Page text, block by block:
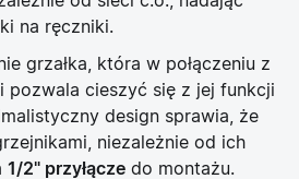
na ręczniki.
grzałka, która w połączeniu z
pozwala cieszyć się z jej funkcji
design sprawia, że
niezależnie od ich
1/2" przyłącze do montażu.